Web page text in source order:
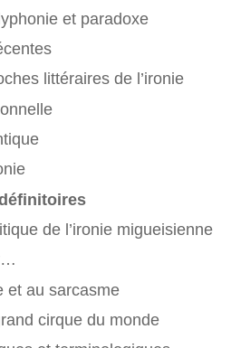
et paradoxe
littéraires de l’ironie
de l’ironie migueisienne
sarcasme
cirque du monde